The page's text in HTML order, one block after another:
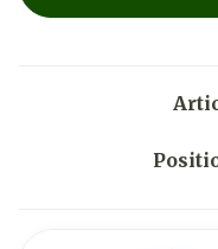
Trier